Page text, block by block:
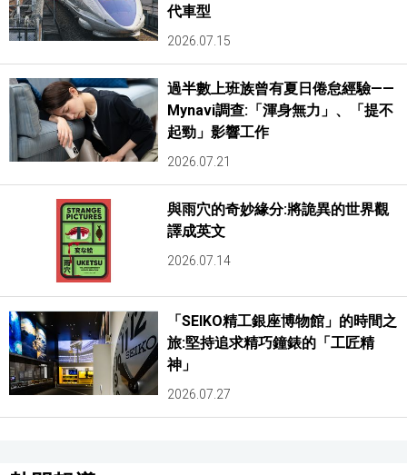
代車型
2026.07.15
過半數上班族曾有夏日倦怠經驗——
Mynavi調查:「渾身無力」、「提不
起勁」影響工作
2026.07.21
與雨穴的奇妙緣分:將詭異的世界觀
譯成英文
2026.07.14
「SEIKO精工銀座博物館」的時間之
旅:堅持追求精巧鐘錶的「工匠精
神」
2026.07.27